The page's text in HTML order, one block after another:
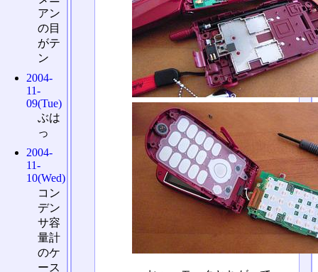
アン
の目
がテ
ン
2004-
11-
09(Tue)
ぶは
っ
2004-
11-
10(Wed)
コン
デン
サ容
量計
のケ
ース